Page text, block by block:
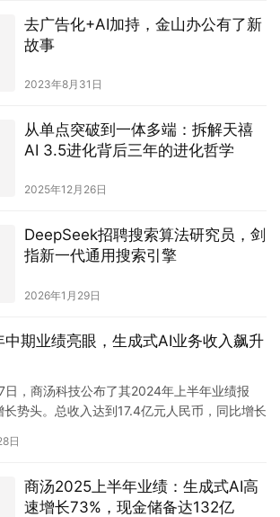
去广告化+AI加持，金山办公有了新
故事
2023年8月31日
从单点突破到一体多端：拆解天禧
AI 3.5进化背后三年的进化哲学
2025年12月26日
DeepSeek招聘搜索算法研究员，剑
指新一代通用搜索引擎
2026年1月29日
期业绩亮眼，生成式AI业务收入飙升
日，商汤科技公布了其2024年上半年业绩报
势头。总收入达到17.4亿元人民币，同比增长
日
商汤2025上半年业绩：生成式AI高
速增长73%，现金储备达132亿